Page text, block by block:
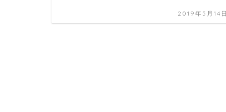
2019年5月14